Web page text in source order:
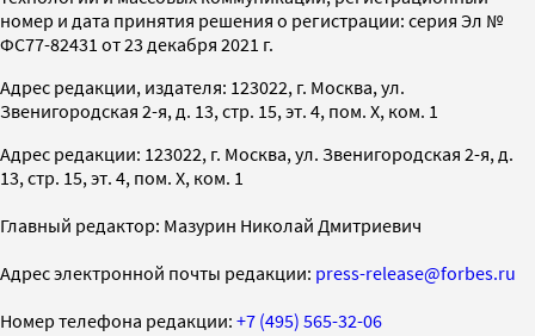
номер и дата принятия решения о регистрации: серия Эл №
ФС77-82431 от 23 декабря 2021 г.
Адрес редакции, издателя: 123022, г. Москва, ул.
Звенигородская 2-я, д. 13, стр. 15, эт. 4, пом. X, ком. 1
Адрес редакции: 123022, г. Москва, ул. Звенигородская 2-я, д.
13, стр. 15, эт. 4, пом. X, ком. 1
Главный редактор: Мазурин Николай Дмитриевич
Адрес электронной почты редакции: press-release@forbes.ru
Номер телефона редакции: +7 (495) 565-32-06